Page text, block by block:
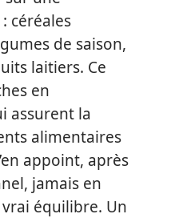
céréales
de saison,
laitiers. Ce
en
assurent la
alimentaires
appoint, après
jamais en
équilibre. Un